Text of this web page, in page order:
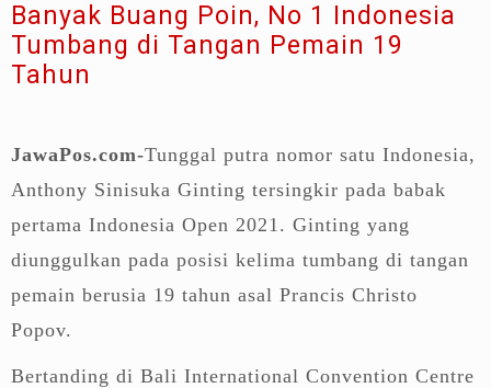
Banyak Buang Poin, No 1 Indonesia
Tumbang di Tangan Pemain 19
Tahun
JawaPos.com-Tunggal putra nomor satu Indonesia,
Anthony Sinisuka Ginting tersingkir pada babak
pertama Indonesia Open 2021. Ginting yang
diunggulkan pada posisi kelima tumbang di tangan
pemain berusia 19 tahun asal Prancis Christo
Popov.
Bertanding di Bali International Convention Centre